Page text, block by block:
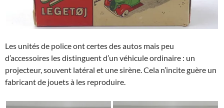
Les unités de police ont certes des autos mais peu
d’accessoires les distinguent d’un véhicule ordinaire : un
projecteur, souvent latéral et une sirène. Cela n’incite guère un
fabricant de jouets à les reproduire.